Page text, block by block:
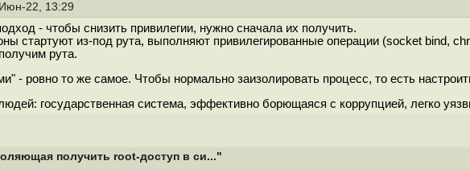
22, 13:29
- чтобы снизить привилегии, нужно сначала их получить.
стартуют из-под рута, выполняют привилегированные операции (socket bind,
рута.
- ровно то же самое. Чтобы нормально заизолировать процесс, то есть
государственная система, эффективно борющаяся с коррупцией, легко
получить root-доступ в си..."